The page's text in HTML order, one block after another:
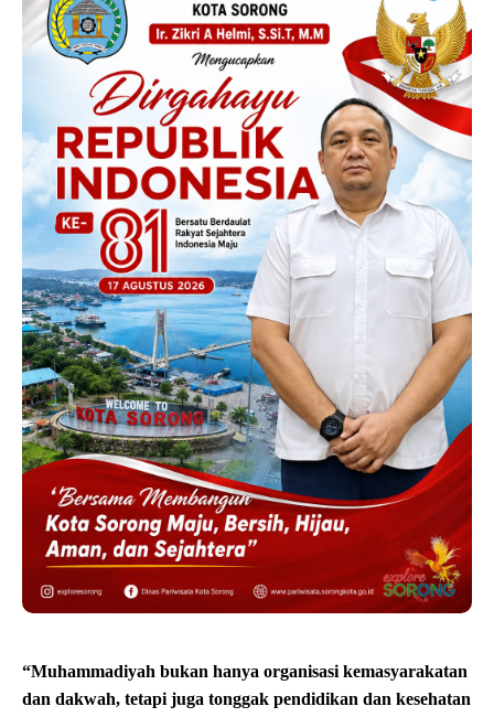
“Muhammadiyah bukan hanya organisasi kemasyarakatan
dan dakwah, tetapi juga tonggak pendidikan dan kesehatan